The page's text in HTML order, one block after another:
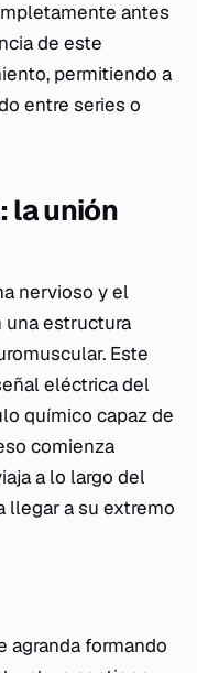
antes
de este
permitiendo a
entre series o
la unión
nervioso y el
estructura
Este
eléctrica del
químico capaz de
comienza
a lo largo del
llegar a su extremo
agranda formando